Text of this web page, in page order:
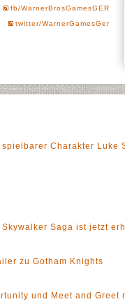
fb/WarnerBrosGamesGER
twitter/WarnerGamesGer
Charakter Luke
Saga ist jetzt
zu Gotham Knights
und Meet and Greet